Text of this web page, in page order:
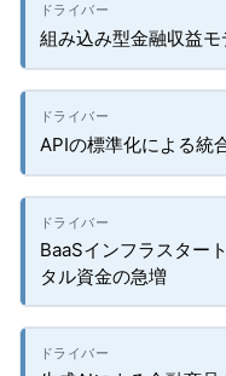
組み込み型金融収益モ
APIの標準化による統
BaaSインフラスター
タル資金の急増